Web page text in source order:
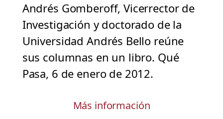
Andrés Gomberoff, Vicerrector de
Investigación y doctorado de la
Universidad Andrés Bello reúne
sus columnas en un libro. Qué
Pasa, 6 de enero de 2012.
Más información